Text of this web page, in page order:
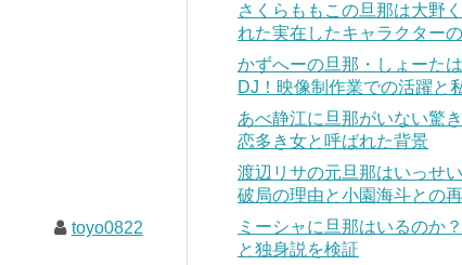
toyo0822
さくらももこの旦那は大野
れた実在したキャラクター
かずへーの旦那・しょーた
DJ！映像制作業での活躍と
あべ静江に旦那がいない驚き
恋多き女と呼ばれた背景
渡辺リサの元旦那はいっせ
破局の理由と小園海斗との
ミーシャに旦那はいるのか
と独身説を検証